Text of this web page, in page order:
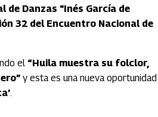
de Danzas "Inés García de
32 del Encuentro Nacional de
el “Huila muestra su folclor,
y esta es una nueva oportunidad
.